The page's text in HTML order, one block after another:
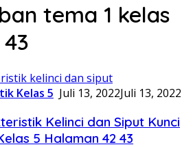
tema 1 kelas
Kelas 5 Juli 13, 2022Juli 13, 2022
Kelinci dan Siput Kunci
5 Halaman 42 43